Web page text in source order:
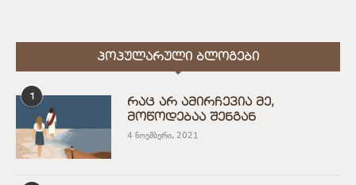
ᲞᲝᲞᲣᲚᲐᲠᲣᲚᲘ ᲑᲚᲝᲒᲔᲑᲘ
1
რაც არ ამირჩევია მე,
მოწოდებაა შენგან
4 ნოემბერი, 2021